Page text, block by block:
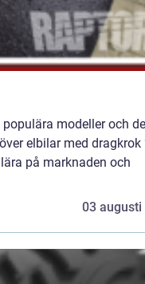
modeller och
elbilar med dragkrok
på marknaden och
03 augusti